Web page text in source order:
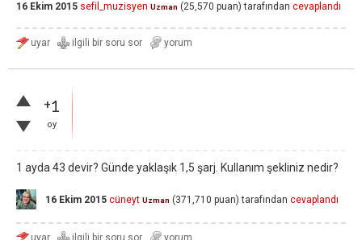
16 Ekim 2015 sefil_muzisyen Uzman (25,570 puan) tarafından cevaplandı
+1
oy
1 ayda 43 devir? Günde yaklaşık 1,5 şarj. Kullanım şekliniz nedir?
16 Ekim 2015 cüneyt Uzman (371,710 puan) tarafından cevaplandı